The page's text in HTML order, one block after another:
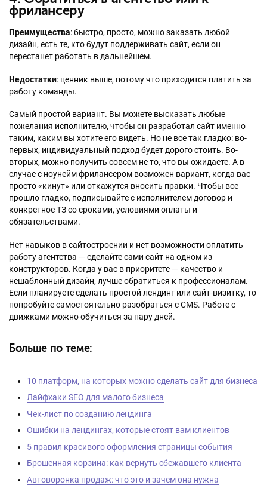
фрилансеру
Преимущества: быстро, просто, можно заказать любой
дизайн, есть те, кто будут поддерживать сайт, если он
перестанет работать в дальнейшем.
Недостатки: ценник выше, потому что приходится платить за
работу команды.
Самый простой вариант. Вы можете высказать любые
пожелания исполнителю, чтобы он разработал сайт именно
таким, каким вы хотите его видеть. Но не все так гладко: во-
первых, индивидуальный подход будет дорого стоить. Во-
вторых, можно получить совсем не то, что вы ожидаете. А в
случае с ноунейм фрилансером возможен вариант, когда вас
просто «кинут» или откажутся вносить правки. Чтобы все
прошло гладко, подписывайте с исполнителем договор и
конкретное ТЗ со сроками, условиями оплаты и
обязательствами.
Нет навыков в сайтостроении и нет возможности оплатить
работу агентства — сделайте сами сайт на одном из
конструкторов. Когда у вас в приоритете — качество и
нешаблонный дизайн, лучше обратиться к профессионалам.
Если планируете сделать простой лендинг или сайт-визитку, то
попробуйте самостоятельно разобраться с CMS. Работе с
движками можно обучиться за пару дней.
Больше по теме:
10 платформ, на которых можно сделать сайт для бизнеса
Лайфхаки SEO для малого бизнеса
Чек-лист по созданию лендинга
Ошибки на лендингах, которые стоят вам клиентов
5 правил красивого оформления страницы события
Брошенная корзина: как вернуть сбежавшего клиента
Автоворонка продаж: что это и зачем она нужна